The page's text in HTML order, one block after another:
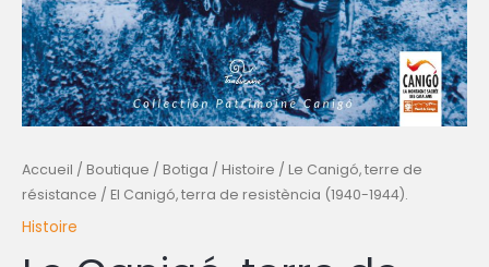
Accueil / Boutique / Botiga / Histoire / Le Canigó, terre de
résistance / El Canigó, terra de resistència (1940-1944).
Histoire